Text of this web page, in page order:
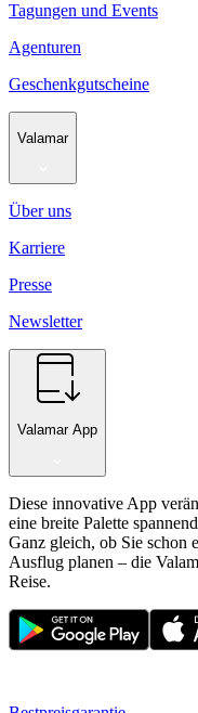
Tagungen und Events
Agenturen
Geschenkgutscheine
Valamar
Über uns
Karriere
Presse
Newsletter
Valamar App
Diese innovative App
eine breite Palette
Ganz gleich, ob Sie schon
Ausflug planen – die
Reise.